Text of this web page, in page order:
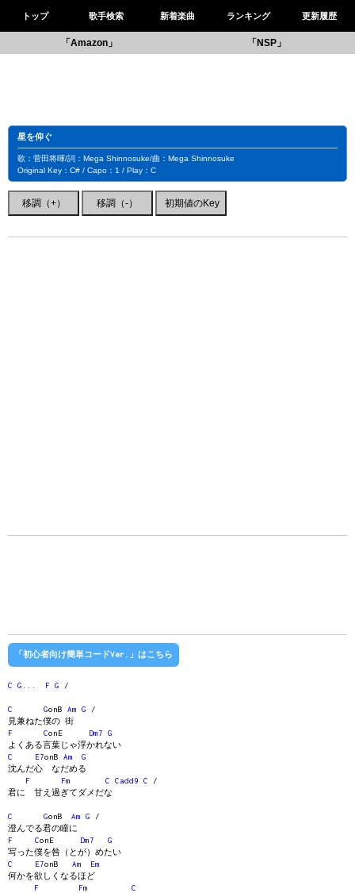
トップ 歌手検索 新着楽曲 ランキング 更新履歴
「Amazon」 「NSP」
星を仰ぐ
歌：菅田将暉/詞：Mega Shinnosuke/曲：Mega Shinnosuke
Original Key：C# / Capo：1 / Play：C
「初心者向け簡単コードVer.」はこちら
C G F G /
C GonB Am G /
見兼ねた僕の 街
F
ConE Dm7
G
よくある言葉じゃ浮かれない
C
E7onB Am
G
沈んだ心 なだめる
F
Fm C Cadd9 C /
君に 甘え過ぎてダメだな
C GonB Am G /
澄んでる君の瞳に
F
ConE Dm7
G
写った僕を咎（とが）めたい
C
E7onB Am
Em
何かを欲しくなるほど
F
Fm
C